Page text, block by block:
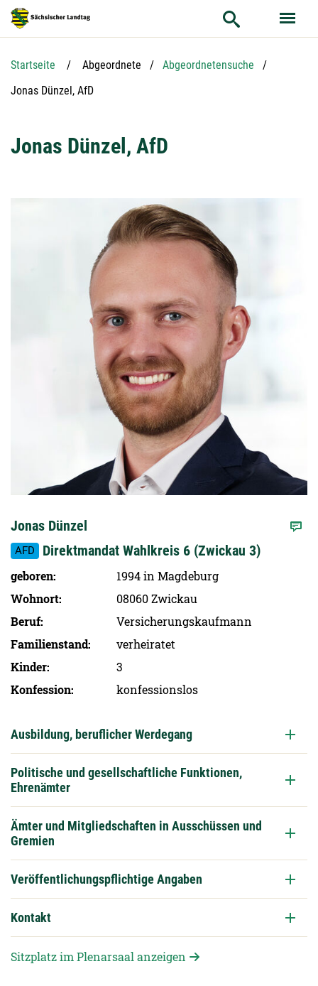
Hauptnavigation
Hauptinhalt
Service
Startseite Abgeordnete
Abgeordnetensuche
Aktuelle Seite:
Jonas Dünzel, AfD
Jonas Dünzel, AfD
Jonas Dünzel
AFD Direktmandat Wahlkreis 6 (Zwickau 3)
geboren
1994 in Magdeburg
Wohnort
08060 Zwickau
Beruf
Versicherungskaufmann
Familien­stand
verheiratet
Kinder
3
Konfession
konfessionslos
Ausbildung, beruflicher Werdegang
Politische und gesellschaftliche Funktionen,
Ehrenämter
Ämter und Mitgliedschaften in Ausschüssen und
Gremien
Veröffentlichungspflichtige Angaben
Kontakt
Sitzplatz im Plenarsaal anzeigen